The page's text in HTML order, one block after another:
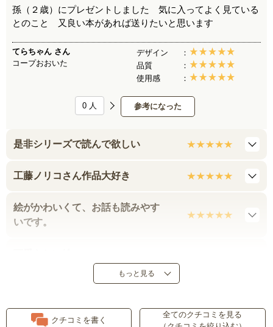
孫（２歳）にプレゼントしました 気に入ってよく見ている
とのこと 又良い本があれば送りたいと思います
てらちゃん さん
コープおおいた
デザイン
品質
使用感
参考になった
0 人
是非シリーズで読んで欲しい
工藤ノリコさん作品大好き
絵がかわいくて、お話も読みやす
いです。
ぜひ４冊揃えて読んでほしい
絵が凝っていて大人も楽しい！
もっと見る
クチコミを書く
全てのクチコミを見る